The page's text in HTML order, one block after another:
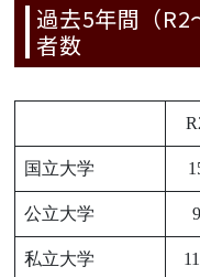
過去5年間（R2
者数
国立大学
公立大学 9
私立大学